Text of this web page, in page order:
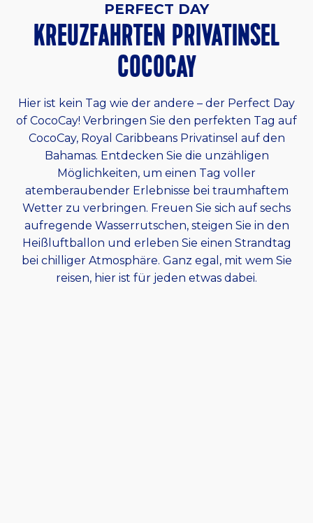
PERFECT DAY
KREUZFAHRTEN PRIVATINSEL
COCOCAY
Hier ist kein Tag wie der andere – der Perfect Day
of CocoCay! Verbringen Sie den perfekten Tag auf
CocoCay, Royal Caribbeans Privatinsel auf den
Bahamas. Entdecken Sie die unzähligen
Möglichkeiten, um einen Tag voller
atemberaubender Erlebnisse bei traumhaftem
Wetter zu verbringen. Freuen Sie sich auf sechs
aufregende Wasserrutschen, steigen Sie in den
Heißluftballon und erleben Sie einen Strandtag
bei chilliger Atmosphäre. Ganz egal, mit wem Sie
reisen, hier ist für jeden etwas dabei.